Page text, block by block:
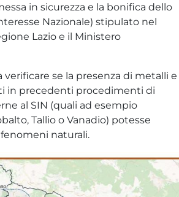
in sicurezza e la bonifica dello
Nazionale) stipulato nel
Lazio e il Ministero
se la presenza di metalli e
in precedenti procedimenti di
al SIN (quali ad esempio
Tallio o Vanadio) potesse
naturali.